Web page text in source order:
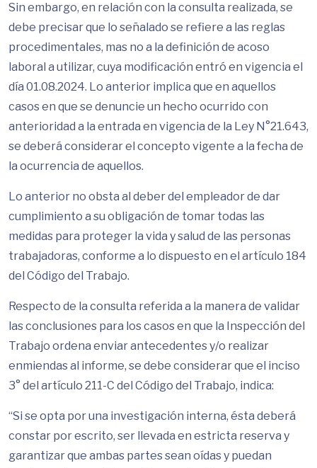
Sin embargo, en relación con la consulta realizada, se
debe precisar que lo señalado se refiere a las reglas
procedimentales, mas no a la definición de acoso
laboral a utilizar, cuya modificación entró en vigencia el
día 01.08.2024. Lo anterior implica que en aquellos
casos en que se denuncie un hecho ocurrido con
anterioridad a la entrada en vigencia de la Ley N°21.643,
se deberá considerar el concepto vigente a la fecha de
la ocurrencia de aquellos.
Lo anterior no obsta al deber del empleador de dar
cumplimiento a su obligación de tomar todas las
medidas para proteger la vida y salud de las personas
trabajadoras, conforme a lo dispuesto en el artículo 184
del Código del Trabajo.
Respecto de la consulta referida a la manera de validar
las conclusiones para los casos en que la Inspección del
Trabajo ordena enviar antecedentes y/o realizar
enmiendas al informe, se debe considerar que el inciso
3° del artículo 211-C del Código del Trabajo, indica:
“Si se opta por una investigación interna, ésta deberá
constar por escrito, ser llevada en estricta reserva y
garantizar que ambas partes sean oídas y puedan